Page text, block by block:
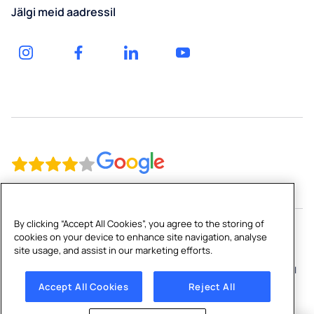
hinnapakkumist
Iseteenindus
Jälgi meid aadressil
Copyright © 2026 Culligan Estonia OU
Peterburi tee 90g 13816 Tallinn, Estonia
Tingimused|Privaatsuspoliitika|Küpsiste kasutamise reeglid
|
Küpsiste sätted
By clicking “Accept All Cookies”, you agree to the storing of
cookies on your device to enhance site navigation, analyse
site usage, and assist in our marketing efforts.
Accept All Cookies Reject All